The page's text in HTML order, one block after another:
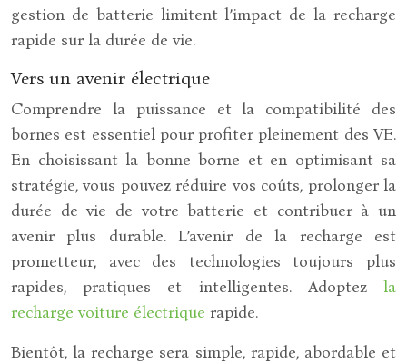
gestion de batterie limitent l’impact de la recharge
rapide sur la durée de vie.
Vers un avenir électrique
Comprendre la puissance et la compatibilité des
bornes est essentiel pour profiter pleinement des VE.
En choisissant la bonne borne et en optimisant sa
stratégie, vous pouvez réduire vos coûts, prolonger la
durée de vie de votre batterie et contribuer à un
avenir plus durable. L’avenir de la recharge est
prometteur, avec des technologies toujours plus
rapides, pratiques et intelligentes. Adoptezla
recharge voiture électrique rapide.
Bientôt, la recharge sera simple, rapide, abordable et